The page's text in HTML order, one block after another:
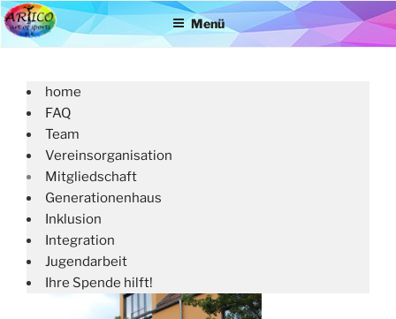
Zum
Inhalt
springen
Menü
home
FAQ
Team
Vereinsorganisation
Mitgliedschaft
Generationenhaus
Inklusion
Integration
Jugendarbeit
Ihre Spende hilft!